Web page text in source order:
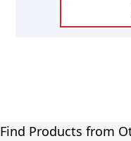
Find Products from